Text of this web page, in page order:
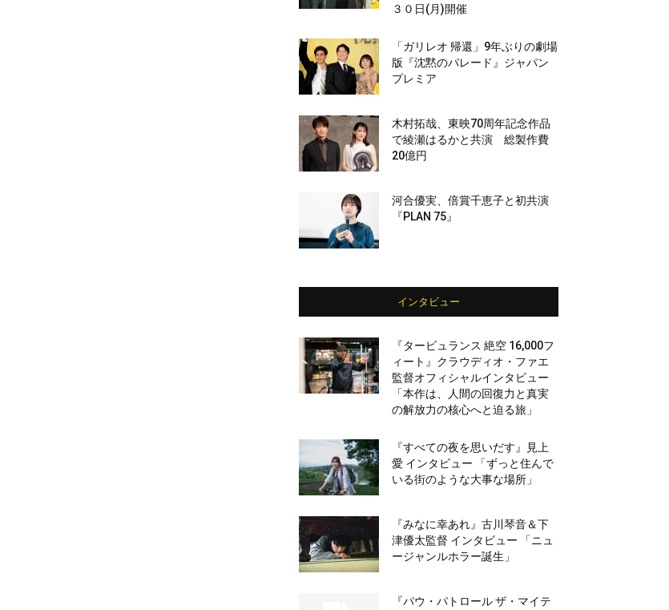
３０日(月)開催
「ガリレオ 帰還」9年ぶりの劇場
版『沈黙のパレード』ジャパン
プレミア
木村拓哉、東映70周年記念作品
で綾瀬はるかと共演 総製作費
20億円
河合優実、倍賞千恵子と初共演
『PLAN 75』
インタビュー
『タービュランス 絶空 16,000フ
ィート』クラウディオ・ファエ
監督オフィシャルインタビュー
「本作は、人間の回復力と真実
の解放力の核心へと迫る旅」
『すべての夜を思いだす』見上
愛 インタビュー 「ずっと住んで
いる街のような大事な場所」
『みなに幸あれ』古川琴音＆下
津優太監督 インタビュー 「ニュ
ージャンルホラー誕生」
『パウ・パトロール ザ・マイテ